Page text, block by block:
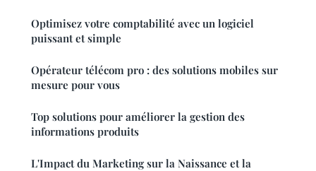
Optimisez votre comptabilité avec un logiciel
puissant et simple
Opérateur télécom pro : des solutions mobiles sur
mesure pour vous
Top solutions pour améliorer la gestion des
informations produits
L'Impact du Marketing sur la Naissance et la